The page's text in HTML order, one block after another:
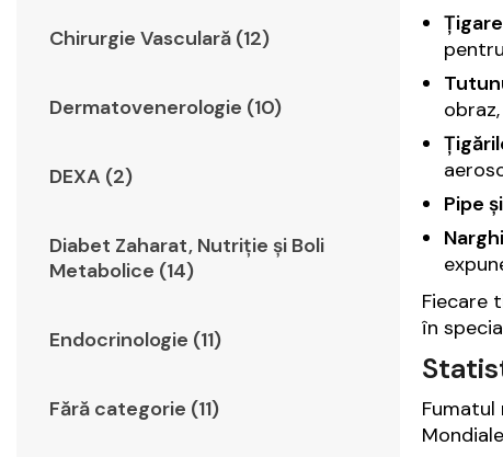
Chirurgie Vasculară (12)
Dermatovenerologie (10)
DEXA (2)
Diabet Zaharat, Nutriţie şi Boli
Metabolice (14)
Endocrinologie (11)
Fără categorie (11)
Pipe
Fiecare
în
Fumatul